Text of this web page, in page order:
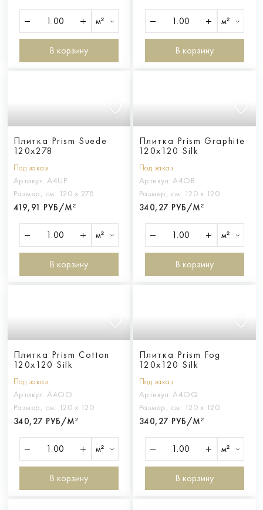
м²
В корзину
м²
В корзину
Плитка Prism Suede
120x278
Под заказ
Артикул: A4UP
Размер, см: 120 х 278
419,91 РУБ/М²
м²
В корзину
Плитка Prism Graphite
120x120 Silk
Под заказ
Артикул: A4OR
Размер, см: 120 х 120
340,27 РУБ/М²
м²
В корзину
Плитка Prism Cotton
120x120 Silk
Под заказ
Артикул: A4OO
Размер, см: 120 х 120
340,27 РУБ/М²
м²
В корзину
Плитка Prism Fog
120x120 Silk
Под заказ
Артикул: A4OQ
Размер, см: 120 х 120
340,27 РУБ/М²
м²
В корзину